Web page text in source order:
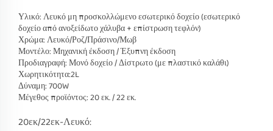
Υλικό: Λευκό μη προσκολλώμενο εσωτερικό δοχείο (εσωτερικό
δοχείο από ανοξείδωτο χάλυβα + επίστρωση τεφλόν)
Χρώμα: Λευκό/Ροζ/Πράσινο/Μωβ
Μοντέλο: Μηχανική έκδοση / Έξυπνη έκδοση
Προδιαγραφή: Μονό δοχείο / Δίστρωτο (με πλαστικό καλάθι)
Χωρητικότητα:2L
Δύναμη: 700W
Μέγεθος προϊόντος: 20 εκ. / 22 εκ.
20εκ/22εκ-Λευκό: